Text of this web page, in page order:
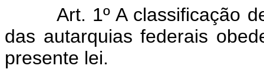
Art. 1º A classificação
das autarquias federais
presente lei.